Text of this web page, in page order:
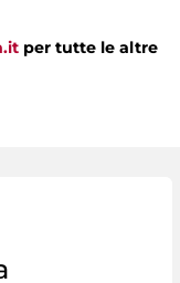
per tutte le altre